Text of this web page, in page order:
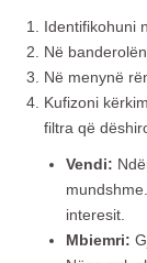
Identifikohuni
Në
Në menynë
Kufizoni
filtra që
Vendi:
interesit.
Mbiemri: